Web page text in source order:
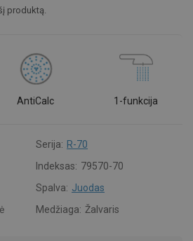
produktą.
AntiCalc 1-funkcija
Serija: R-70
Indeksas: 79570-70
Spalva: Juodas
Medžiaga: Žalvaris